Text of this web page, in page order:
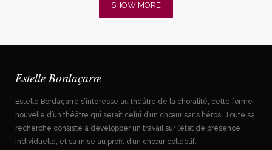
SHOW MORE
Estelle Bordaçarre
Estelle Bordaçarre s’intéresse au théâtre de la choralité, cette forme
nouvelle d’un théâtre qui serait celui d’un chœur sans héros. Toute sa
recherche consiste à développer un travail sur l’état de présence
individuelle, et sa mise au profit d’un chœur collectif.